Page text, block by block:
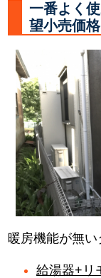
一番よく
望小売価
暖房機能が無い
給湯器+リ